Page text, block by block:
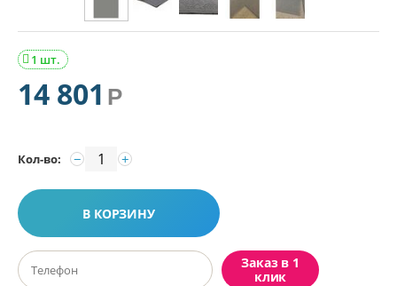
1 шт.

14 801 Р
Кол-во: +
−
В КОРЗИНУ
Заказ в 1
клик